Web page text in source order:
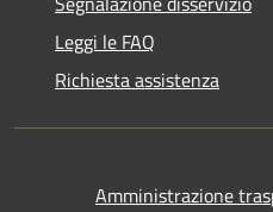
Leggi le FAQ
Richiesta assistenza
Amministrazione